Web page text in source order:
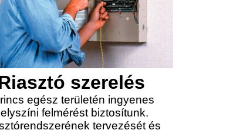
szerelés
egész területén ingyenes
felmérést biztosítunk.
tervezését és